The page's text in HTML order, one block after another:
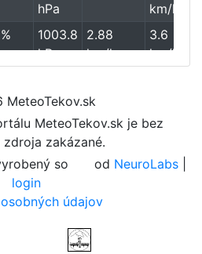
hPa
km/h
1003.8
hPa
2.88
km/h
3.6
km/h
hPa
km/h
1003.6
hPa
1.44
km/h
1.8
1003.7
hPa
2.16
5.4
1003.7
0 km/h
MeteoTekov.sk je bez
zdroja zakázané.
so od NeuroLabs
login
údajov